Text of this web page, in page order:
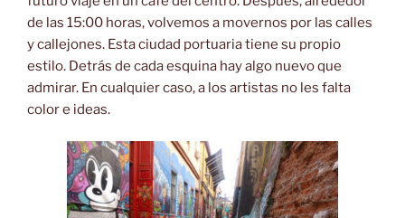
de las 15:00 horas, volvemos a movernos por las calles
y callejones. Esta ciudad portuaria tiene su propio
estilo. Detrás de cada esquina hay algo nuevo que
admirar. En cualquier caso, a los artistas no les falta
color e ideas.